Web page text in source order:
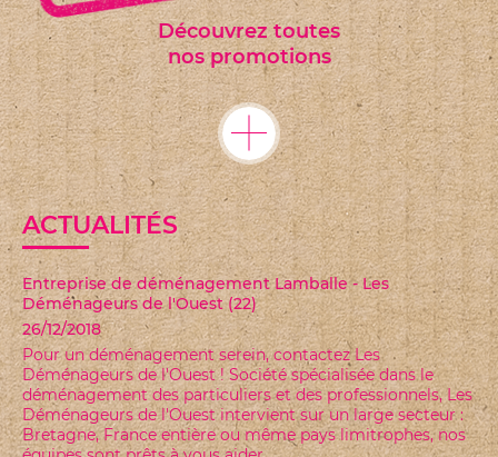
Découvrez toutes
nos promotions
ACTUALITÉS
PROMOTION SUR LE MATERIEL DE DEMENAGEMENT
08/01/2019
Pour rappel nous vous proposons une remise de 10 % à
partir de 50 € TTC de matériel acheté et jusqu'au
31/01/2019. Contactez nous sans...